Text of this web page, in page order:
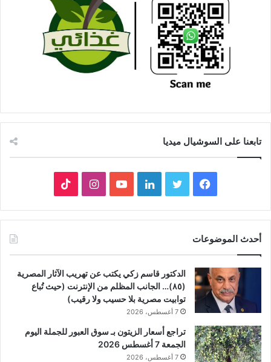
تابعنا على السوشيال ميديا
فيسبوك تويتر لينكدإنيوتيوبانستقرام
أحدث الموضوعات
الدكتور قاسم زكي يكتب عن تهريب الآثار المصرية
(٨٥)… الجانب المظلم من الإنترنت (حيث تُباع
توابيت مصرية بلا حسيب ولا رقيب)
7 أغسطس، 2026
تراجع أسعار الزيتون بـ سوق العبور للجملة اليوم
الجمعة 7 أغسطس 2026
7 أغسطس، 2026